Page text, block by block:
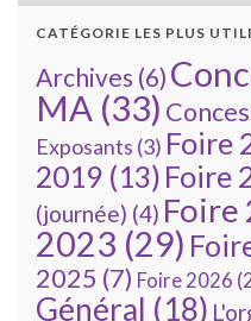
CATÉGORIE LES PLUS
Archives (6)
MA (33)
Exposants (3) Foire
2019 (13) Foire
(journée) (4) Foire
2023 (29)
2025 (7) Foire 2026
Général (18)